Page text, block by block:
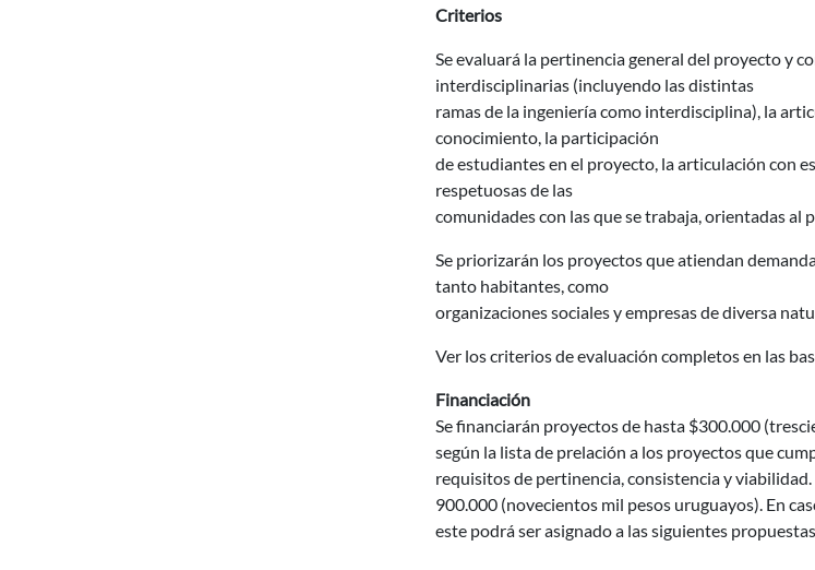
Criterios
Se evaluará la pertinencia general del proyecto y
interdisciplinarias (incluyendo las distintas
ramas de la ingeniería como interdisciplina), la
conocimiento, la participación
de estudiantes en el proyecto, la articulación con
respetuosas de las
comunidades con las que se trabaja, orientadas
Se priorizarán los proyectos que atiendan
tanto habitantes, como
organizaciones sociales y empresas de diversa
Ver los criterios de evaluación completos en las
Financiación
Se financiarán proyectos de hasta $300.000
según la lista de prelación a los proyectos que
requisitos de pertinencia, consistencia y
900.000 (novecientos mil pesos uruguayos). En
este podrá ser asignado a las siguientes